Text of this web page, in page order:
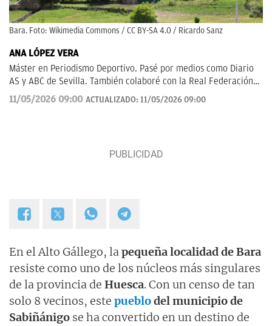
Bara. Foto: Wikimedia Commons / CC BY-SA 4.0 / Ricardo Sanz
ANA LÓPEZ VERA
Máster en Periodismo Deportivo. Pasé por medios como Diario
AS y ABC de Sevilla. También colaboré con la Real Federación
de Fútbol Andaluza.
11/05/2026 09:00 ACTUALIZADO: 11/05/2026 09:00
En el Alto Gállego, lapequeña localidad de Bara
resiste como uno de los núcleos más singulares
de la provincia de Huesca. Con un censo de tan
solo 8 vecinos, este pueblodel municipio de
Sabiñánigo se ha convertido en un destino de